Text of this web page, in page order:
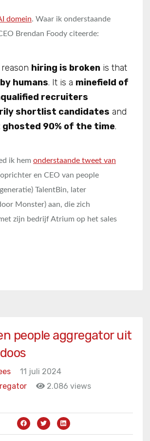
domein. Waar ik onderstaande
Brendan Foody citeerde:
hiring is broken is that
humans. It is a minefield of
recruiters
shortlist candidates and
ghosted 90% of the time.
ik hem onderstaande tweet van
en CEO van people
TalentBin, later
Monster) aan, die zich
zijn bedrijf Atrium op het sales
people aggregator uit
11 juli 2024
2.086 views